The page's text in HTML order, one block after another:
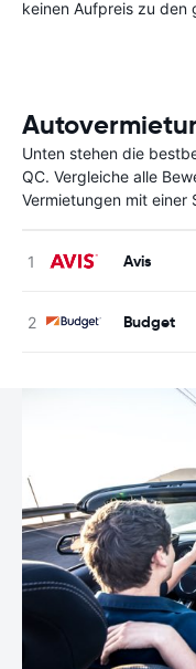
keinen Aufpreis zu den
Unten stehen die
QC. Vergleiche alle
Vermietungen mit einer
Avis
Budget